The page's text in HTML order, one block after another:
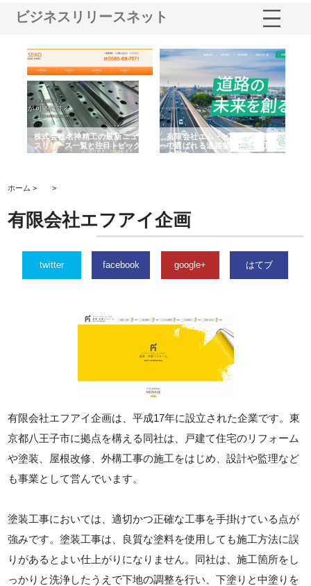
ビジネスリリースネット
株式会社名神精工の最新ニュー
スリリース一覧と注目トピック
有限会社エム・ビルドが南多摩
で選ばれる道路舗装と土木工事
の実力
ホーム > >
有限会社エフアイ企画
twitter facebook google+ はてブ
有限会社エフアイ企画は、平成17年に設立された企業です。東
京都八王子市に拠点を構える同社は、戸建て住宅のリフォーム
や塗装、屋根改修、外構工事の施工をはじめ、設計や監理など
も事業として営んでいます。
塗装工事においては、適切かつ正確な工事を手掛けている点が
強みです。塗装工事は、良質な塗料を使用しても施工方法に誤
りがあるとよい仕上がりになりません。同社は、施工箇所をし
っかりと洗浄したうえで下地の調整を行い、下塗りと中塗りを